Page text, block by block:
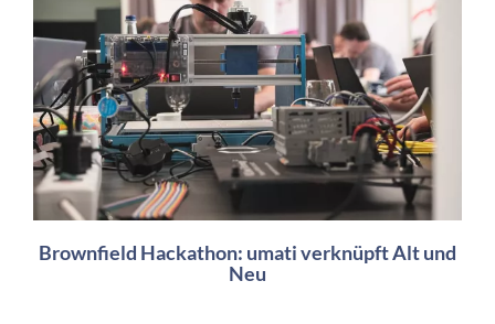
Brownfield Hackathon: umati verknüpft Alt und
Neu